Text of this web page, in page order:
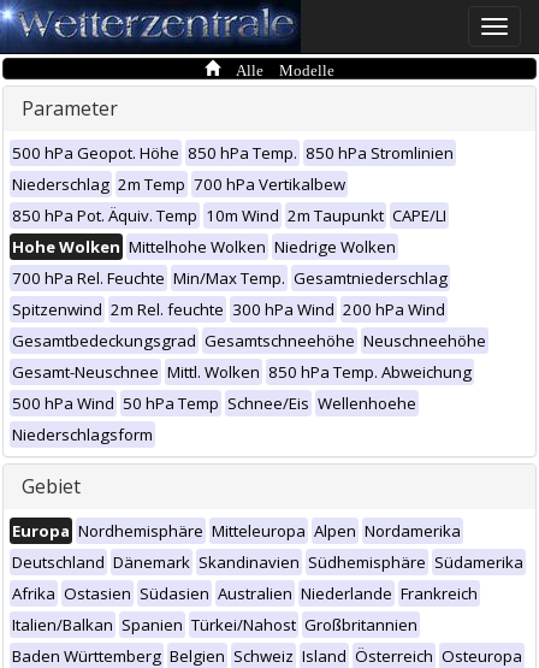
Toggle
Alle Modelle
Parameter
500 hPa Geopot. Höhe 850 hPa Temp. 850 hPa Stromlinien
Niederschlag 2m Temp 700 hPa Vertikalbew
850 hPa Pot. Äquiv. Temp 10m Wind 2m Taupunkt CAPE/LI
Hohe Wolken Mittelhohe Wolken Niedrige Wolken
700 hPa Rel. Feuchte Min/Max Temp. Gesamtniederschlag
Spitzenwind 2m Rel. feuchte 300 hPa Wind 200 hPa Wind
Gesamtbedeckungsgrad Gesamtschneehöhe Neuschneehöhe
Gesamt-Neuschnee Mittl. Wolken 850 hPa Temp. Abweichung
500 hPa Wind 50 hPa Temp Schnee/Eis Wellenhoehe
Niederschlagsform
Gebiet
Europa Nordhemisphäre Mitteleuropa Alpen Nordamerika
Deutschland Dänemark Skandinavien Südhemisphäre Südamerika
Afrika Ostasien Südasien Australien Niederlande Frankreich
Italien/Balkan Spanien Türkei/Nahost Großbritannien
Baden Württemberg Belgien Schweiz Island Österreich Osteuropa